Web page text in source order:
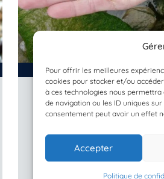
Pour offrir les meilleures
cookies pour stocker et/ou
à ces technologies nous
de navigation ou les ID uniques
consentement peut avoir un effet
Accepter
Politique de
Validée
Carcinus maenas
Crabe vert
5 juillet 2016
NAUSICAA